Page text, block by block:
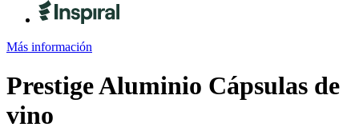
Más información
Prestige Aluminio Cápsulas de
vino